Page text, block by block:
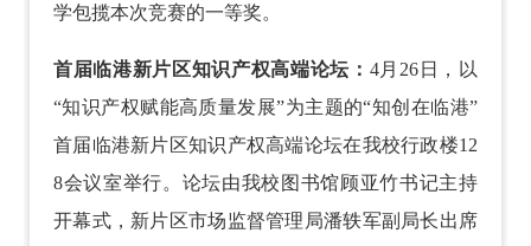
学包揽本次竞赛的一等奖。
首届临港新片区知识产权高端论坛： 4月26日，以
“知识产权赋能高质量发展”为主题的“知创在临港”
首届临港新片区知识产权高端论坛在我校行政楼12
8会议室举行。论坛由我校图书馆顾亚竹书记主持
开幕式，新片区市场监督管理局潘轶军副局长出席